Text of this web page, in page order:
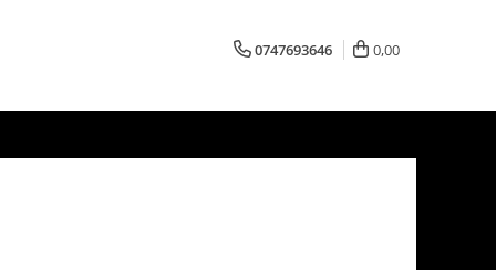
0747693646 0,00